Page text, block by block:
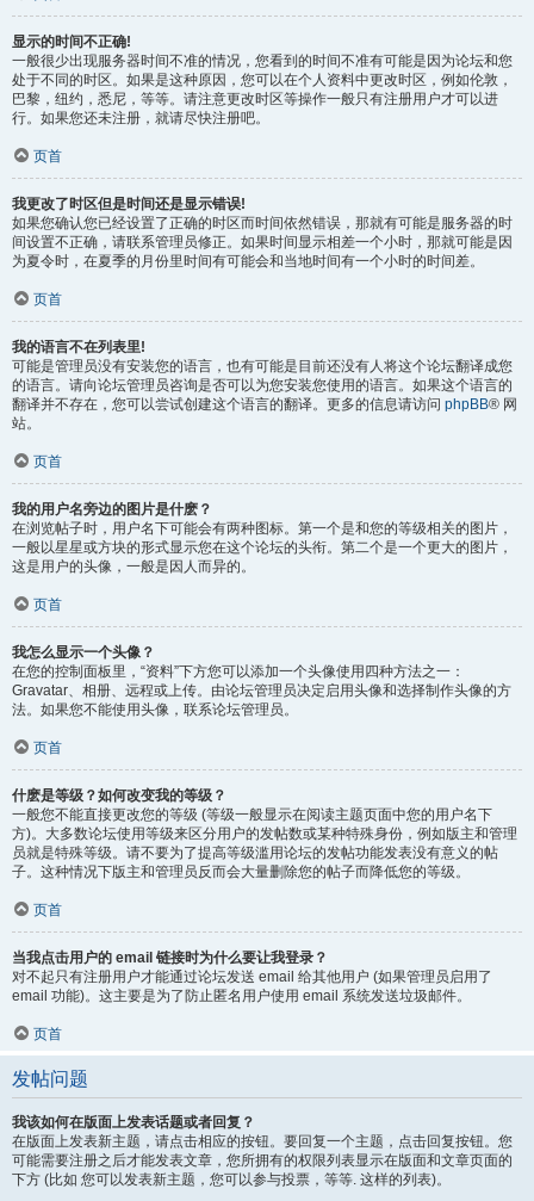
显示的时间不正确!
一般很少出现服务器时间不准的情况，您看到的时间不准有可能是因为论坛和您
处于不同的时区。如果是这种原因，您可以在个人资料中更改时区，例如伦敦，
巴黎，纽约，悉尼，等等。请注意更改时区等操作一般只有注册用户才可以进
行。如果您还未注册，就请尽快注册吧。
页首
我更改了时区但是时间还是显示错误!
如果您确认您已经设置了正确的时区而时间依然错误，那就有可能是服务器的时
间设置不正确，请联系管理员修正。如果时间显示相差一个小时，那就可能是因
为夏令时，在夏季的月份里时间有可能会和当地时间有一个小时的时间差。
页首
我的语言不在列表里!
可能是管理员没有安装您的语言，也有可能是目前还没有人将这个论坛翻译成您
的语言。请向论坛管理员咨询是否可以为您安装您使用的语言。如果这个语言的
翻译并不存在，您可以尝试创建这个语言的翻译。更多的信息请访问 phpBB® 网
站。
页首
我的用户名旁边的图片是什麽？
在浏览帖子时，用户名下可能会有两种图标。第一个是和您的等级相关的图片，
一般以星星或方块的形式显示您在这个论坛的头衔。第二个是一个更大的图片，
这是用户的头像，一般是因人而异的。
页首
我怎么显示一个头像？
在您的控制面板里，“资料”下方您可以添加一个头像使用四种方法之一：
Gravatar、相册、远程或上传。由论坛管理员决定启用头像和选择制作头像的方
法。如果您不能使用头像，联系论坛管理员。
页首
什麽是等级？如何改变我的等级？
一般您不能直接更改您的等级 (等级一般显示在阅读主题页面中您的用户名下
方)。大多数论坛使用等级来区分用户的发帖数或某种特殊身份，例如版主和管理
员就是特殊等级。请不要为了提高等级滥用论坛的发帖功能发表没有意义的帖
子。这种情况下版主和管理员反而会大量删除您的帖子而降低您的等级。
页首
当我点击用户的 email 链接时为什么要让我登录？
对不起只有注册用户才能通过论坛发送 email 给其他用户 (如果管理员启用了
email 功能)。这主要是为了防止匿名用户使用 email 系统发送垃圾邮件。
页首
发帖问题
我该如何在版面上发表话题或者回复？
在版面上发表新主题，请点击相应的按钮。要回复一个主题，点击回复按钮。您
可能需要注册之后才能发表文章，您所拥有的权限列表显示在版面和文章页面的
下方 (比如 您可以发表新主题，您可以参与投票，等等. 这样的列表)。